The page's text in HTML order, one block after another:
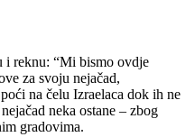
i reknu: “Mi bismo ovdje
za svoju nejačad,
na čelu Izraelaca dok ih ne
neka ostane – zbog
gradovima.